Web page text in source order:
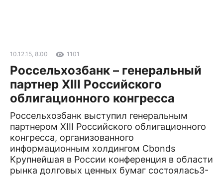
10.12.15, 8:00 1101
Россельхозбанк – генеральный
партнер XIII Российского
облигационного конгресса
Россельхозбанк выступил генеральным
партнером XIII Российского облигационного
конгресса, организованного
информационным холдингом Cbonds
Крупнейшая в России конференция в области
рынка долговых ценных бумаг состоялась3-